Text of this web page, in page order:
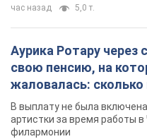
час назад 5,0 т.
Аурика Ротару через
свою пенсию, на
жаловалась: сколько
певица
В выплату не была
артистки за время работы
филармонии